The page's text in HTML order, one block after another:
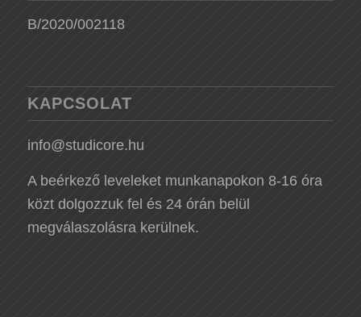
B/2020/002118
KAPCSOLAT
info@studicore.hu
A beérkező leveleket munkanapokon 8-16 óra
közt dolgozzuk fel és 24 órán belül
megválaszolásra kerülnek.